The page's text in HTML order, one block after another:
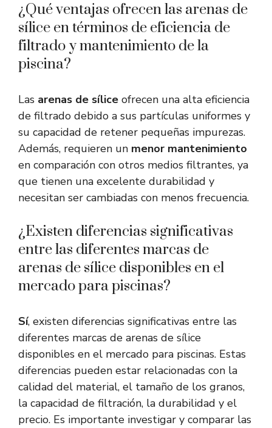
¿Qué ventajas ofrecen las arenas de
sílice en términos de eficiencia de
filtrado y mantenimiento de la
piscina?
Las arenas de sílice ofrecen una alta eficiencia
de filtrado debido a sus partículas uniformes y
su capacidad de retener pequeñas impurezas.
Además, requieren un menor mantenimiento
en comparación con otros medios filtrantes, ya
que tienen una excelente durabilidad y
necesitan ser cambiadas con menos frecuencia.
¿Existen diferencias significativas
entre las diferentes marcas de
arenas de sílice disponibles en el
mercado para piscinas?
Sí, existen diferencias significativas entre las
diferentes marcas de arenas de sílice
disponibles en el mercado para piscinas. Estas
diferencias pueden estar relacionadas con la
calidad del material, el tamaño de los granos,
la capacidad de filtración, la durabilidad y el
precio. Es importante investigar y comparar las